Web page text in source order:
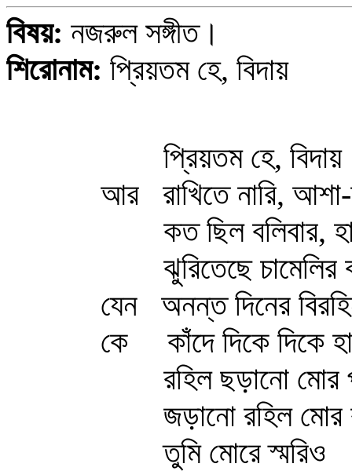
বিষয়: নজরুল সঙ্গীত।
শিরোনাম: প্রিয়তম হে, বিদায়
প্রিয়তম হে, বিদায়
আর রাখিতে নারি,
কত ছিল বলিবার,
ঝুরিতেছে চামেলির
যেন অনন্ত দিনের
কে কাঁদে দিকে দিকে
রহিল ছড়ানো মোর
জড়ানো রহিল মোর
তুমি মোরে স্মরিও